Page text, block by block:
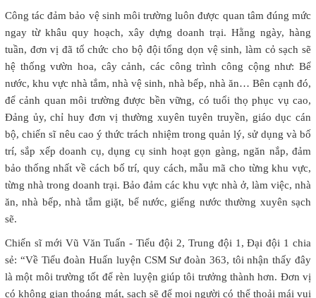
Công tác đảm bảo vệ sinh môi trường luôn được quan tâm đúng mức
ngay từ khâu quy hoạch, xây dựng doanh trại. Hằng ngày, hàng
tuần, đơn vị đã tổ chức cho bộ đội tổng dọn vệ sinh, làm cỏ sạch sẽ
hệ thống vườn hoa, cây cảnh, các công trình công cộng như: Bể
nước, khu vực nhà tắm, nhà vệ sinh, nhà bếp, nhà ăn… Bên cạnh đó,
để cảnh quan môi trường được bền vững, có tuổi thọ phục vụ cao,
Đảng ủy, chỉ huy đơn vị thường xuyên tuyên truyền, giáo dục cán
bộ, chiến sĩ nêu cao ý thức trách nhiệm trong quản lý, sử dụng và bố
trí, sắp xếp doanh cụ, dụng cụ sinh hoạt gọn gàng, ngăn nắp, đảm
bảo thống nhất về cách bố trí, quy cách, mẫu mã cho từng khu vực,
từng nhà trong doanh trại. Bảo đảm các khu vực nhà ở, làm việc, nhà
ăn, nhà bếp, nhà tắm giặt, bể nước, giếng nước thường xuyên sạch
sẽ.
Chiến sĩ mới Vũ Văn Tuấn - Tiểu đội 2, Trung đội 1, Đại đội 1 chia
sẻ: “Về Tiểu đoàn Huấn luyện CSM Sư đoàn 363, tôi nhận thấy đây
là một môi trường tốt để rèn luyện giúp tôi trưởng thành hơn. Đơn vị
có không gian thoáng mát, sạch sẽ để mọi người có thể thoải mái vui